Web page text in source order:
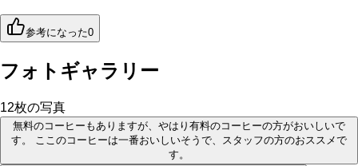
参考になった0
フォトギャラリー
12枚の写真
無料のコーヒーもありますが、やはり有料のコーヒーの方がおいしいで
す。 ここのコーヒーは一番おいしいそうで、スタッフの方のおススメで
す。